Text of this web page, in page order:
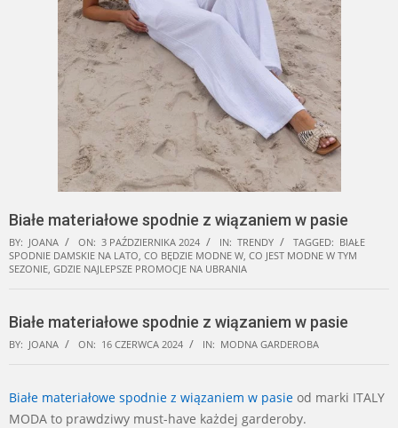
Białe materiałowe spodnie z wiązaniem w pasie
BY: JOANA ON: 3 PAŹDZIERNIKA 2024 IN: TRENDY TAGGED: BIAŁE
SPODNIE DAMSKIE NA LATO CO BĘDZIE MODNE W CO JEST MODNE W TYM
SEZONIE GDZIE NAJLEPSZE PROMOCJE NA UBRANIA
Białe materiałowe spodnie z wiązaniem w pasie
BY: JOANA ON: 16 CZERWCA 2024 IN: MODNA GARDEROBA
Białe materiałowe spodnie z wiązaniem w pasie od marki ITALY
MODA to prawdziwy must-have każdej garderoby.